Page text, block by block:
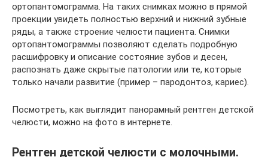
ортопантомограмма. На таких снимках можно в прямой
проекции увидеть полностью верхний и нижний зубные
ряды, а также строение челюсти пациента. Снимки
ортопантомограммы позволяют сделать подробную
расшифровку и описание состояние зубов и десен,
распознать даже скрытые патологии или те, которые
только начали развитие (пример – пародонтоз, кариес).
Посмотреть, как выглядит панорамный рентген детской
челюсти, можно на фото в интернете.
Рентген детской челюсти с молочными.